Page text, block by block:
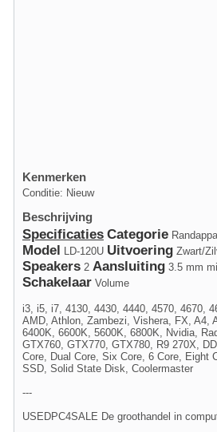
Kenmerken
Conditie: Nieuw
Beschrijving
Specificaties Categorie
Model LD-120U Uitvoering Zwart/
Speakers 2 Aansluiting 3.5 mm
Schakelaar Volume
i3, i5, i7, 4130, 4430, 4440, 4570, 4670,
AMD, Athlon, Zambezi, Vishera, FX, A4,
6400K, 6600K, 5600K, 6800K, Nvidia,
GTX760, GTX770, GTX780, R9 270X,
Core, Dual Core, Six Core, 6 Core, Eight
SSD, Solid State Disk, Coolermaster
---
USEDPC4SALE De groothandel in